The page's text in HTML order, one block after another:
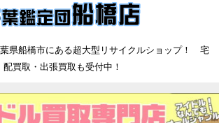
県船橋市にある超大型リサイクルショップ！ 宅
配買取・出張買取も受付中！